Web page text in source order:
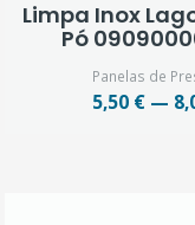
Limpa Inox
Pó
Panelas de
5,50 € —